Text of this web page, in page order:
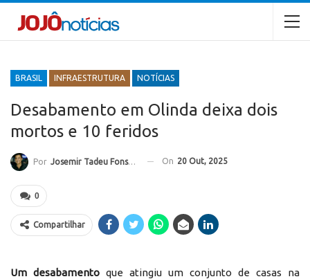
BRASIL INFRAESTRUTURA NOTÍCIAS
Desabamento em Olinda deixa dois
mortos e 10 feridos
Por Josemir Tadeu Fonseca On 20 Out, 2025
0
Compartilhar
Um desabamento que atingiu um conjunto de casas na